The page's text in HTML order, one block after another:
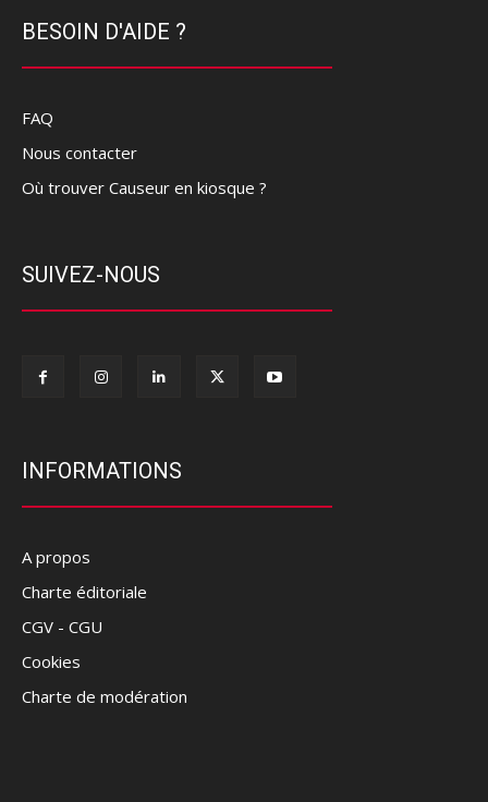
BESOIN D'AIDE ?
FAQ
Nous contacter
Où trouver Causeur en kiosque ?
SUIVEZ-NOUS
INFORMATIONS
A propos
Charte éditoriale
CGV - CGU
Cookies
Charte de modération